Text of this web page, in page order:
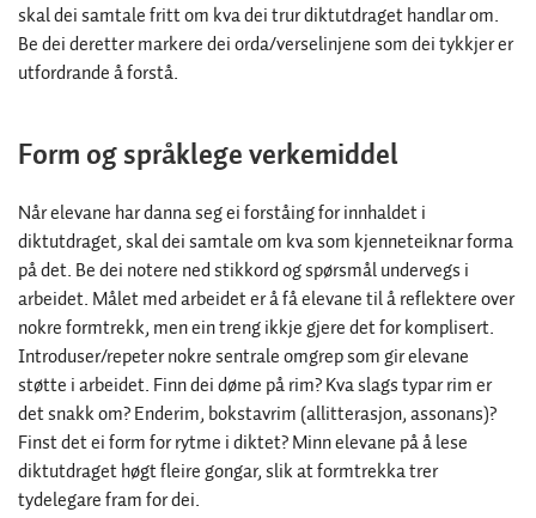
skal dei samtale fritt om kva dei trur diktutdraget handlar om.
Be dei deretter markere dei orda/verselinjene som dei tykkjer er
utfordrande å forstå.
Form og språklege verkemiddel
Når elevane har danna seg ei forståing for innhaldet i
diktutdraget, skal dei samtale om kva som kjenneteiknar forma
på det. Be dei notere ned stikkord og spørsmål undervegs i
arbeidet. Målet med arbeidet er å få elevane til å reflektere over
nokre formtrekk, men ein treng ikkje gjere det for komplisert.
Introduser/repeter nokre sentrale omgrep som gir elevane
støtte i arbeidet. Finn dei døme på rim? Kva slags typar rim er
det snakk om? Enderim, bokstavrim (allitterasjon, assonans)?
Finst det ei form for rytme i diktet? Minn elevane på å lese
diktutdraget høgt fleire gongar, slik at formtrekka trer
tydelegare fram for dei.